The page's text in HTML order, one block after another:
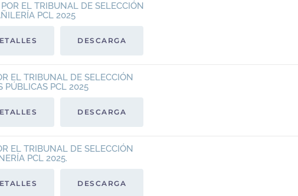
EL TRIBUNAL DE SELECCIÓN
PCL 2025
DESCARGA
EL TRIBUNAL DE SELECCIÓN
PÚBLICAS PCL 2025
DESCARGA
EL TRIBUNAL DE SELECCIÓN
PCL 2025.
DESCARGA